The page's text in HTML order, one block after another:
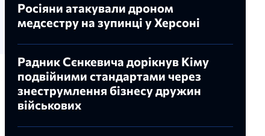
Росіяни атакували дроном
медсестру на зупинці у Херсоні
Радник Сєнкевича дорікнув Кіму
подвійними стандартами через
знеструмлення бізнесу дружин
військових